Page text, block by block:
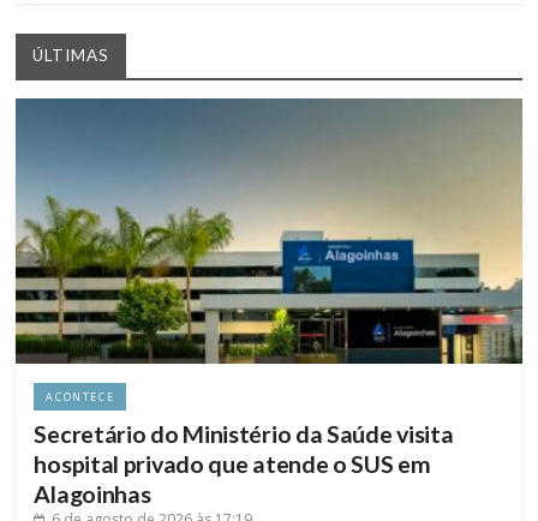
ÚLTIMAS
ACONTECE
Secretário do Ministério da Saúde visita
hospital privado que atende o SUS em
Alagoinhas